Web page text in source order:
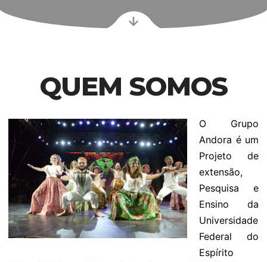
QUEM SOMOS
O Grupo
Andora é um
Projeto de
extensão,
Pesquisa e
Ensino da
Universidade
Federal do
Espírito